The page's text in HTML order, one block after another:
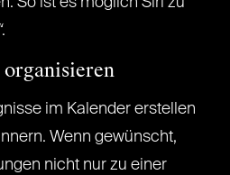
.
im Kalender erstellen
Wenn gewünscht,
nicht nur zu einer